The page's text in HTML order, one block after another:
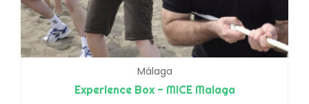
Málaga
Experience Box - MICE Malaga